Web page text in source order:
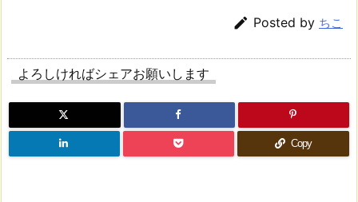
 Posted by ちこ
よろしければシェアお願いします
Copy